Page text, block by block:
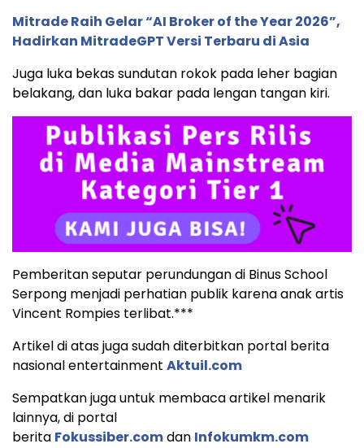
Mitrade Raih Gelar “AI Broker of the Year 2026”,
Hadirkan MitradeGPT Versi Terbaru di Asia
Juga luka bekas sundutan rokok pada leher bagian
belakang, dan luka bakar pada lengan tangan kiri.
Pemberitan seputar perundungan di Binus School
Serpong menjadi perhatian publik karena anak artis
Vincent Rompies terlibat.***
Artikel di atas juga sudah diterbitkan portal berita
nasional entertainment Aktuil.com
Sempatkan juga untuk membaca artikel menarik
lainnya, di portal
berita Fokussiber.comdan Infokumkm.com